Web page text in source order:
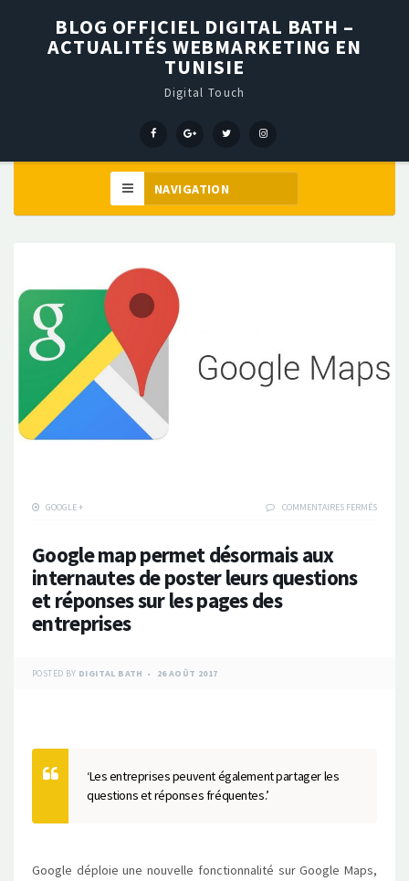
BLOG OFFICIEL DIGITAL BATH –
ACTUALITÉS WEBMARKETING EN
TUNISIE
Digital Touch
Menu
Menu
Menu
menu
GOOGLE + COMMENTAIRES FERMÉSSUR
Google map permet désormais aux
internautes de poster leurs questions
et réponses sur les pages des
entreprises
POSTED BY DIGITAL BATH 26 AOÛT 2017
‘Les entreprises peuvent également partager les
questions et réponses fréquentes.’
Google déploie une nouvelle fonctionnalité sur Google Maps,